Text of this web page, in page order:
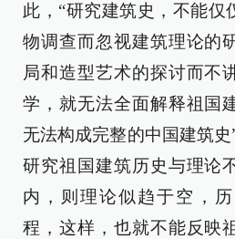
此，“研究建筑史，不能仅
物调查而忽视建筑理论的
局和造型艺术的探讨而不
学，就无法全面解释祖国
无法构成完整的中国建筑
研究祖国建筑历史与理论
内，则理论似趋于空，
程，这样，也就不能反映